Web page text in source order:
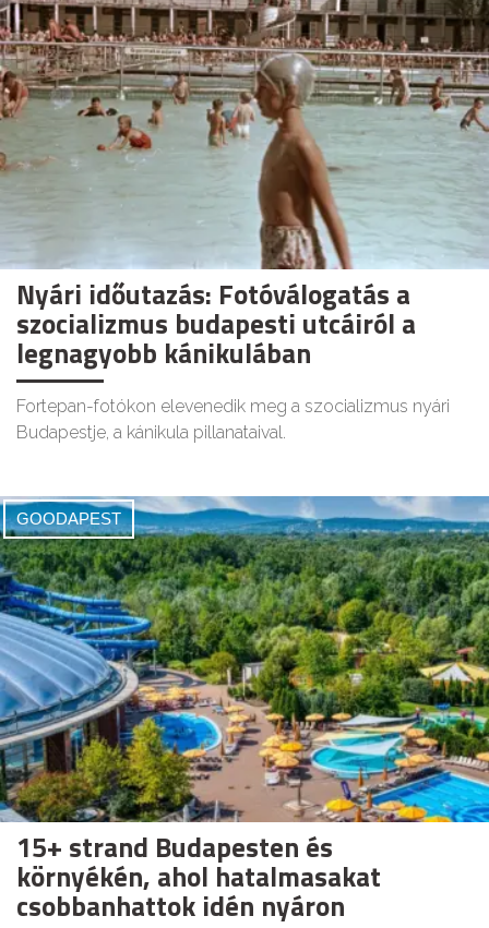
Nyári időutazás: Fotóválogatás a
szocializmus budapesti utcáiról a
legnagyobb kánikulában
Fortepan-fotókon elevenedik meg a szocializmus nyári
Budapestje, a kánikula pillanataival.
GOODAPEST
15+ strand Budapesten és
környékén, ahol hatalmasakat
csobbanhattok idén nyáron